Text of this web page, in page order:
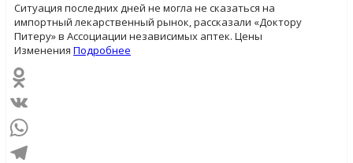
Ситуация последних дней не могла не сказаться на
импортный лекарственный рынок, рассказали «Доктору
Питеру» в Ассоциации независимых аптек. Цены
Изменения Подробнее
Odnoklassniki
VK
WhatsApp